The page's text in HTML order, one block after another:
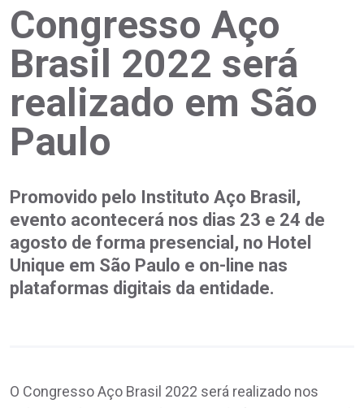
Congresso Aço
Brasil 2022 será
realizado em São
Paulo
Promovido pelo Instituto Aço Brasil,
evento acontecerá nos dias 23 e 24 de
agosto de forma presencial, no Hotel
Unique em São Paulo e on-line nas
plataformas digitais da entidade.
O Congresso Aço Brasil 2022 será realizado nos